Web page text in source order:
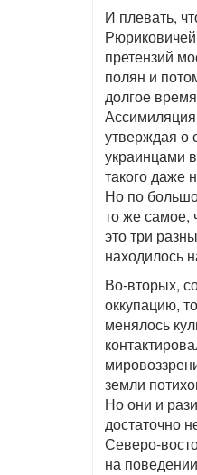
И плевать,
претензий
полян и
долгое
утверждая о
украинцами
такого даже
Но по
то же самое,
это три
находилось
Во-вторых,
оккупацию,
менялось
земли
Но они и
достаточно
Северо-
на